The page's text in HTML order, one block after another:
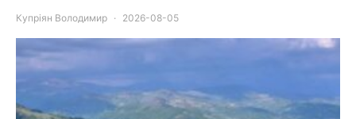
Купріян Володимир 2026-08-05